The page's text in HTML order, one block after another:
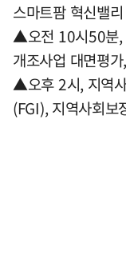
스마트팜 혁신밸리
▲오전 10시50분,
개조사업 대면평
▲오후 2시, 지역
(FGI), 지역사회보